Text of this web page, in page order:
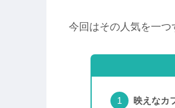
今回はその人気を一つ
映えなカ